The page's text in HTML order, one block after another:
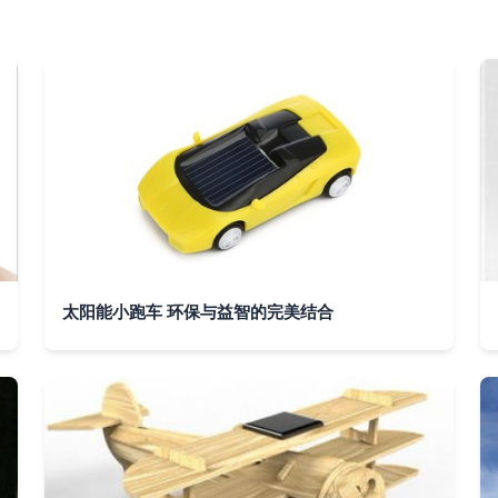
太阳能小跑车 环保与益智的完美结合